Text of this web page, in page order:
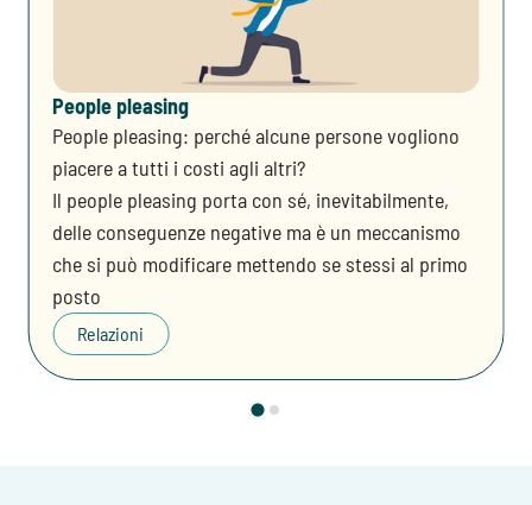
People pleasing
People pleasing: perché alcune persone vogliono
piacere a tutti i costi agli altri?
Il people pleasing porta con sé, inevitabilmente,
delle conseguenze negative ma è un meccanismo
che si può modificare mettendo se stessi al primo
posto
Relazioni